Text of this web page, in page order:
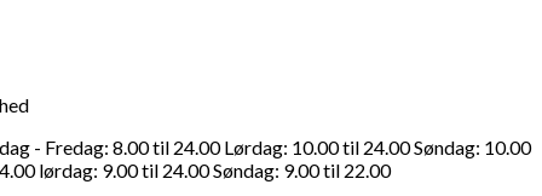
- Fredag: 8.00 til 24.00 Lørdag: 10.00 til 24.00 Søndag: 10.00
lørdag: 9.00 til 24.00 Søndag: 9.00 til 22.00